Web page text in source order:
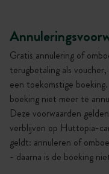
Gratis annulering of
terugbetaling als
een toekomstige
boeking niet meer te
Deze voorwaarden
verblijven op Huttopia-
geldt: annuleren of
- daarna is de boeking